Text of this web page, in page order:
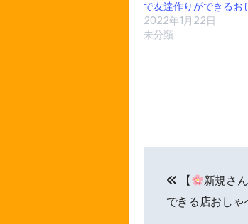
で友達作りができるお
2022年1月22日
未分類
【 新規さ
できる店おしゃ